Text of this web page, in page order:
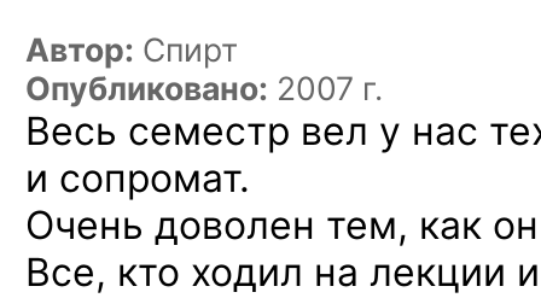
Автор: Спирт
Опубликовано: 2007 г.
Весь семестр вел у нас
и сопромат.
Очень доволен тем, как
Все, кто ходил на лекции